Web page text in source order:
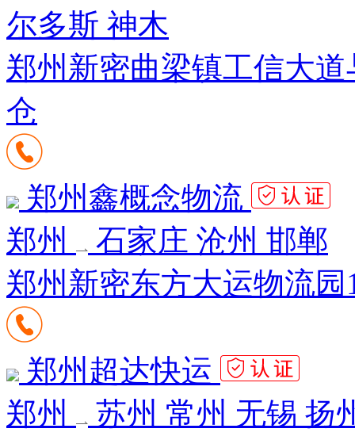
尔多斯 神木
郑州新密曲梁镇工信大
仓
郑州鑫概念物流
郑州
石家庄 沧州 邯郸
郑州新密东方大运物流园
郑州超达快运
郑州
苏州 常州 无锡 扬